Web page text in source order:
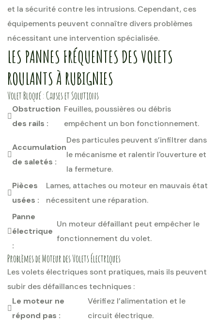
et la sécurité contre les intrusions. Cependant, ces
équipements peuvent connaître divers problèmes
nécessitant une intervention spécialisée.
LES PANNES FRÉQUENTES DES VOLETS
ROULANTS À RUBIGNIES
Volet Bloqué : Causes et Solutions
Obstruction
des rails :
Feuilles, poussières ou débris
empêchent un bon fonctionnement.
Accumulation
de saletés :
Des particules peuvent s’infiltrer dans
le mécanisme et ralentir l'ouverture et
la fermeture.
Pièces
usées :
Lames, attaches ou moteur en mauvais état
nécessitent une réparation.
Panne
électrique
:
Un moteur défaillant peut empêcher le
fonctionnement du volet.
Problèmes de Moteur des Volets Électriques
Les volets électriques sont pratiques, mais ils peuvent
subir des défaillances techniques :
Le moteur ne
répond pas :
Vérifiez l’alimentation et le
circuit électrique.